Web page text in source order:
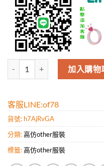
高仿巴爾曼Balmain男款新款
加入購物
客服LINE:of78
貨號: h7AjRvGA
分類:高仿other服裝
標籤:高仿other服裝